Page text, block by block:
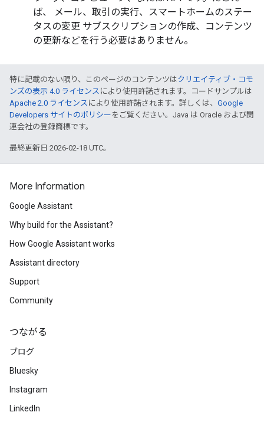
ば、 メール、取引の実行、スマートホームのステー
タスの変更 サブスクリプションの作成、コンテンツ
の更新などを行う必要はありません。
特に記載のない限り、このページのコンテンツはクリエイティブ・コモ
ンズの表示 4.0 ライセンス により使用許諾されます。コードサンプルは
Apache 2.0 ライセンス により使用許諾されます。詳しくは、 Google
Developers サイトのポリシー をご覧ください。Java は Oracle および関
連会社の登録商標です。
最終更新日 2026-02-18 UTC。
More Information
Google Assistant
Why build for the Assistant?
How Google Assistant works
Assistant directory
Support
Community
つながる
ブログ
Bluesky
Instagram
LinkedIn